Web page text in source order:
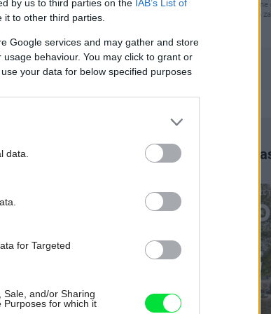
by us to third parties on the IAB’s List of
to other third parties.
Google services and may gather and store
behaviour. You may click to grant or
your data for below specified purposes
data.
for Targeted
Sale, and/or Sharing
Purposes for which it
sa kladie
často
strop.
clovek by cakal ze
naparovane aby sa zbavilo
Najnovšie